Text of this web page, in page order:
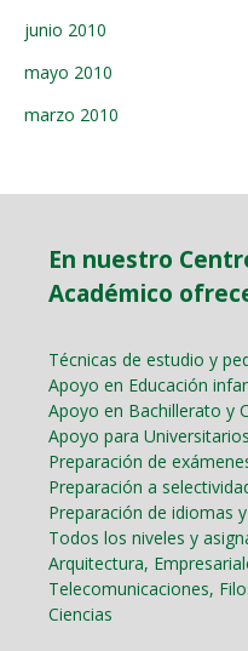
junio 2010
mayo 2010
marzo 2010
En nuestro
Académico
Técnicas de estudio y
Apoyo en Educación
Apoyo en Bachillerato y
Apoyo para Universitarios
Preparación de
Preparación a
Preparación de idiomas
Todos los niveles y
Arquitectura,
Telecomunicaciones,
Ciencias